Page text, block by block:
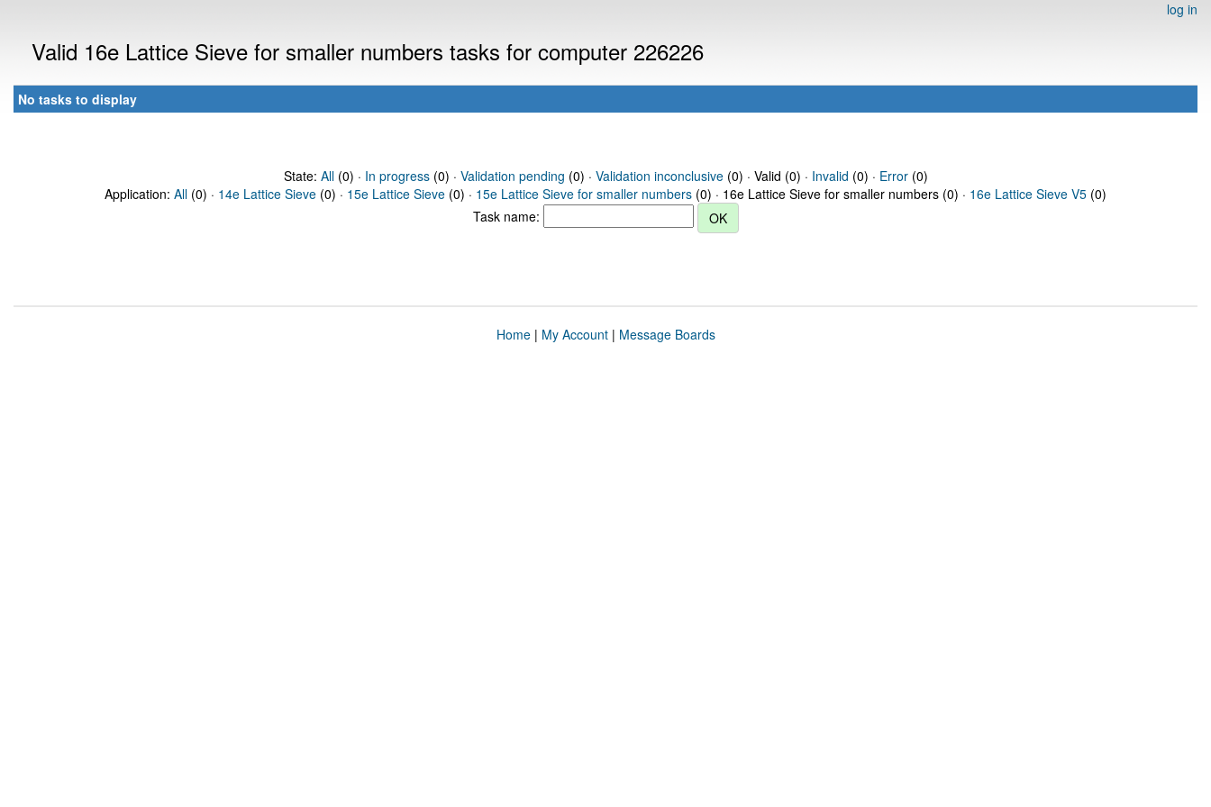
log in
Valid 16e Lattice Sieve for smaller numbers tasks for computer 226226
No tasks to display
State: All(0) · In progress(0) · Validation pending (0) · Validation inconclusive(0) · Valid (0) · Invalid (0) · Error(0)
Application: All (0) · 14e Lattice Sieve (0) · 15e Lattice Sieve (0) · 15e Lattice Sieve for smaller numbers (0) · 16e Lattice Sieve for smaller numbers (0) · 16e Lattice Sieve V5 (0)
Task name:
Home| My Account| Message Boards